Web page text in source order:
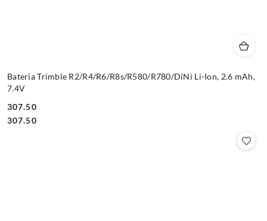
Bateria Trimble R2/R4/R6/R8s/R580/R780/DiNi Li-Ion, 2.6 mAh,
7.4V
Cena:
307.50
Cena:
307.50